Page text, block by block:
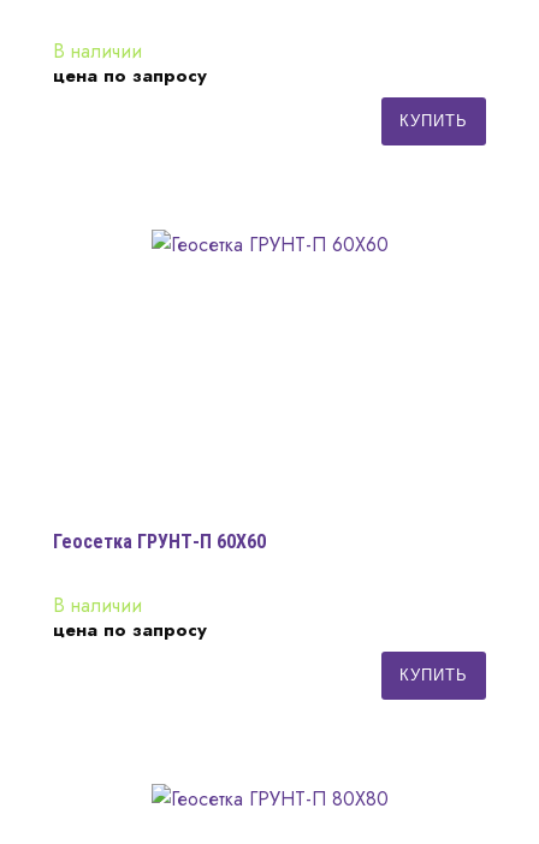
В наличии
цена по запросу
КУПИТЬ
Геосетка ГРУНТ-П 60Х60
В наличии
цена по запросу
КУПИТЬ